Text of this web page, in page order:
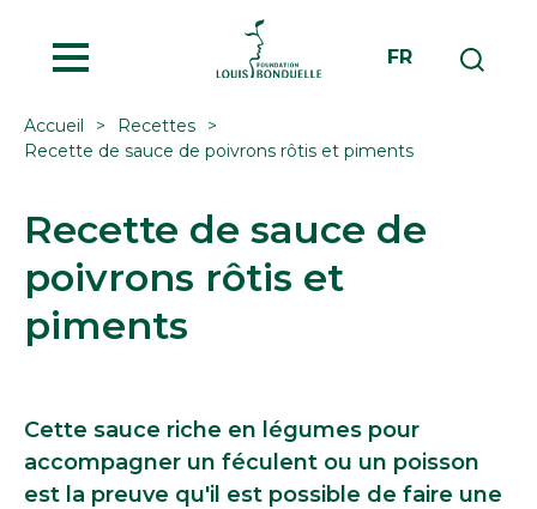
FR
Accueil
Recettes
Recette de sauce de poivrons rôtis et piments
Recette de sauce de
poivrons rôtis et
piments
Cette sauce riche en légumes pour
accompagner un féculent ou un poisson
est la preuve qu'il est possible de faire une